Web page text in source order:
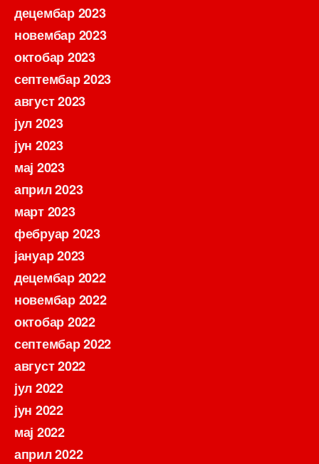
децембар 2023
новембар 2023
октобар 2023
септембар 2023
август 2023
јул 2023
јун 2023
мај 2023
април 2023
март 2023
фебруар 2023
јануар 2023
децембар 2022
новембар 2022
октобар 2022
септембар 2022
август 2022
јул 2022
јун 2022
мај 2022
април 2022